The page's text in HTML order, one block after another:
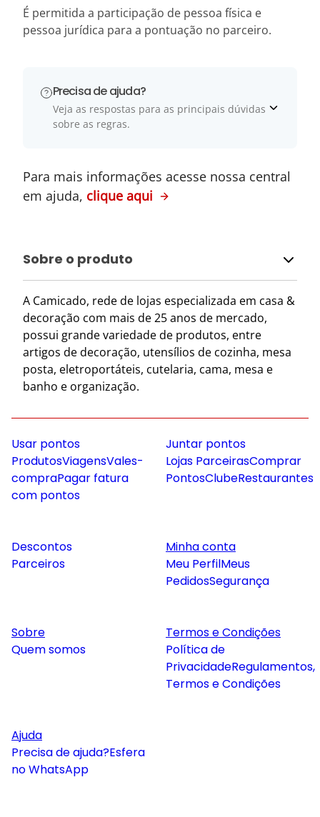
É permitida a participação de pessoa física e
pessoa jurídica para a pontuação no parceiro.
Precisa de ajuda?
Veja as respostas para as principais dúvidas
sobre as regras.
Para mais informações acesse nossa central
em ajuda, clique aqui
Sobre o produto
A Camicado, rede de lojas especializada em casa &
decoração com mais de 25 anos de mercado,
possui grande variedade de produtos, entre
artigos de decoração, utensílios de cozinha, mesa
posta, eletroportáteis, cutelaria, cama, mesa e
banho e organização.
Usar pontos
ProdutosViagensVales-
compraPagar fatura
com pontos
Juntar pontos
Lojas ParceirasComprar
PontosClubeRestaurantes
Descontos
Parceiros
Minha conta
Meu PerfilMeus
PedidosSegurança
Sobre
Quem somos
Termos e Condições
Política de
PrivacidadeRegulamentos,
Termos e Condições
Ajuda
Precisa de ajuda?Esfera
no WhatsApp